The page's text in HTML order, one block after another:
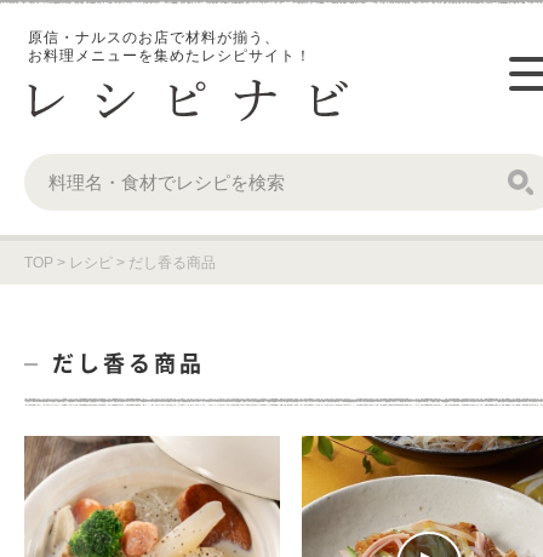
原信・ナルスのお店で材料が揃う、
お料理メニューを集めたレシピサイト！
TOP > レシピ > だし香る商品
だし香る商品